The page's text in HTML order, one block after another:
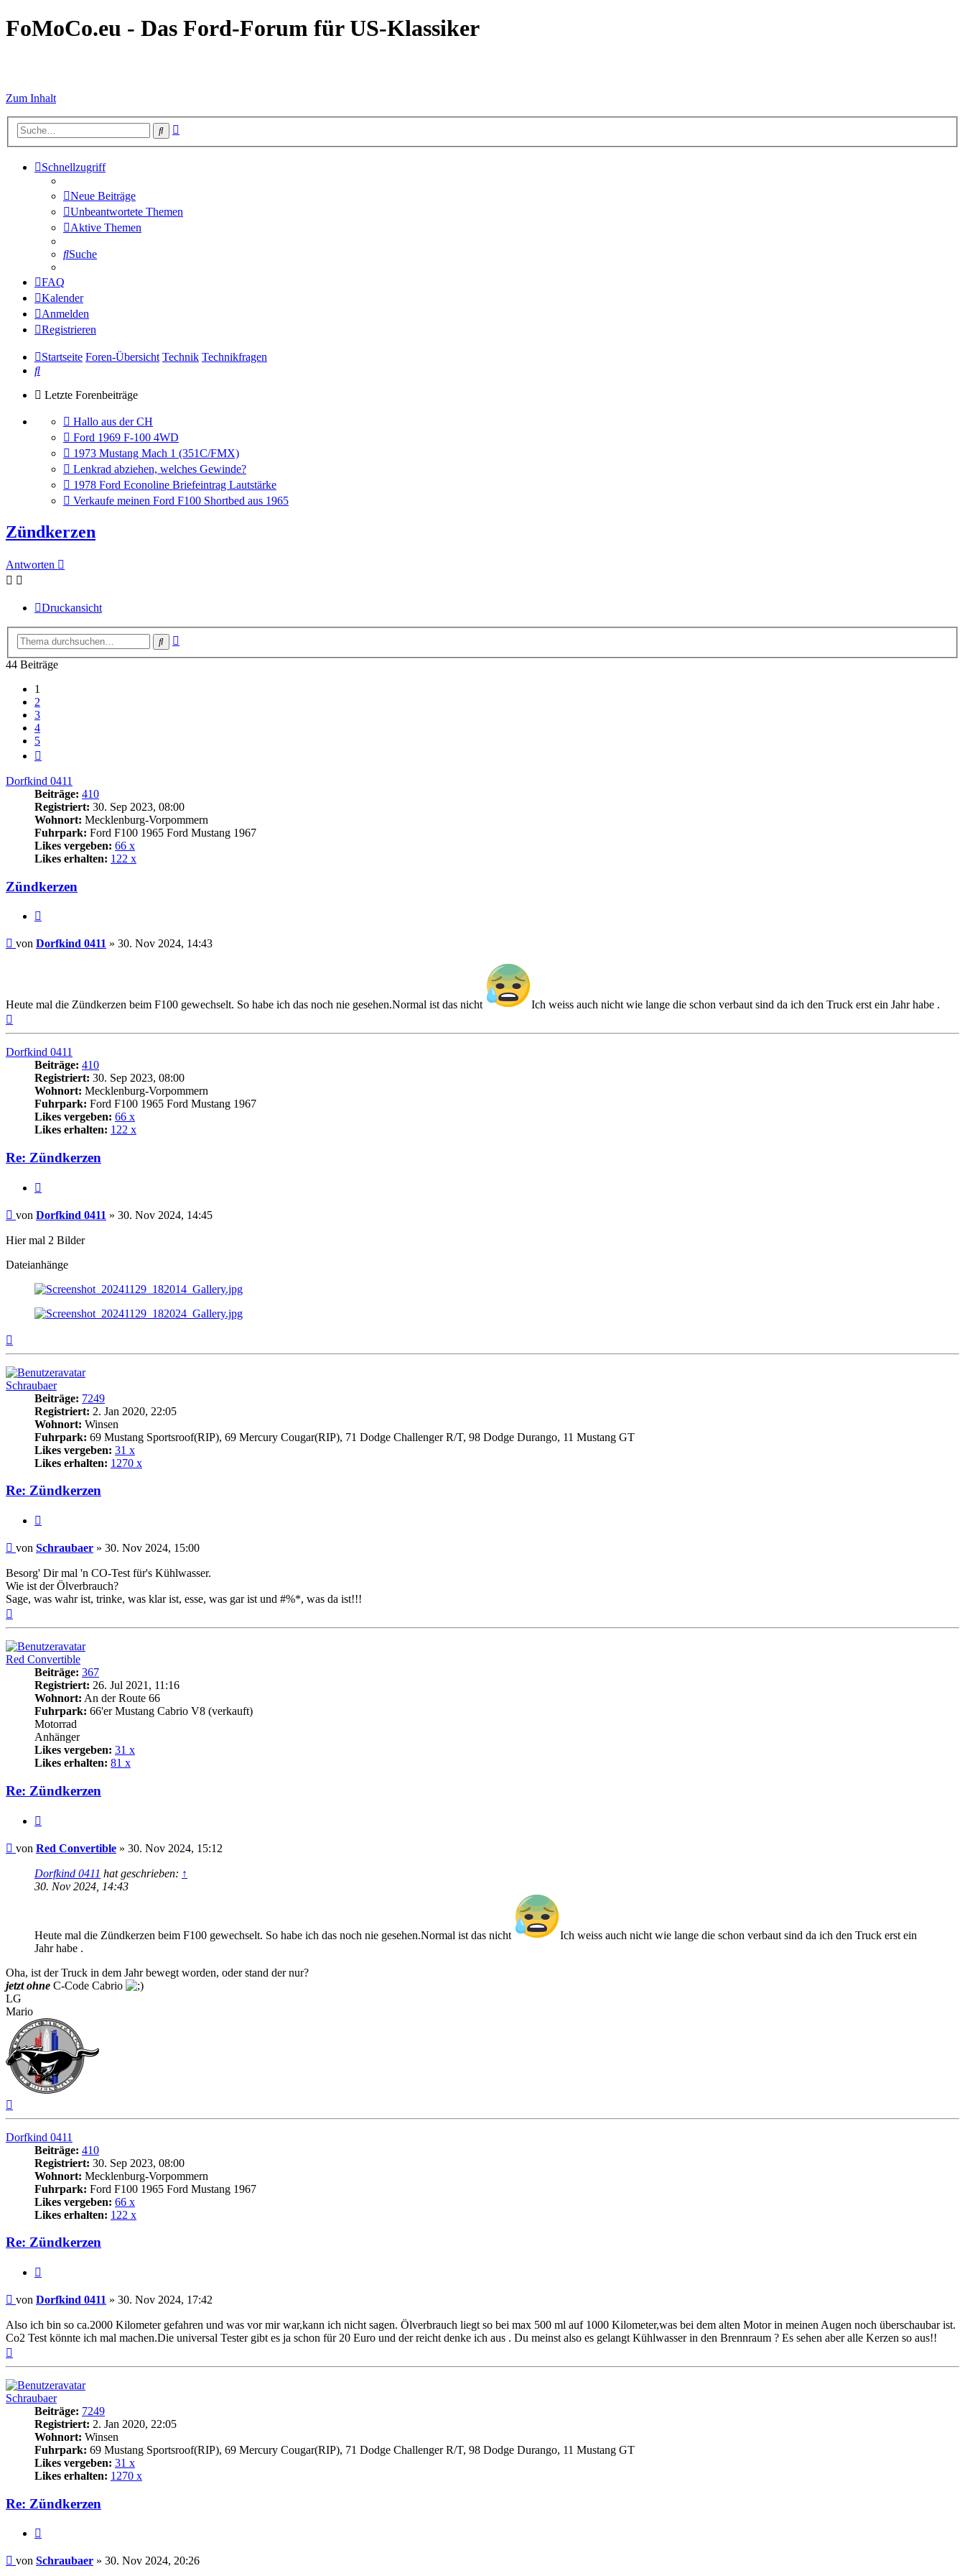
FoMoCo.eu - Das Ford-Forum für US-Klassiker
Zum Inhalt
Suche
Schnellzugriff
Neue Beiträge
Unbeantwortete Themen
Aktive Themen
Suche
FAQ
Kalender
Anmelden
Registrieren
Startseite Foren-Übersicht Technik Technikfragen
Suche
Letzte Forenbeiträge
Gehe
zum
letzten
Beitrag
Hallo aus der CH
Gehe
zum
letzten
Beitrag
Ford 1969 F-100 4WD
Gehe
zum
letzten
Beitrag
1973 Mustang Mach 1 (351C/FMX)
Gehe
zum
letzten
Beitrag
Lenkrad abziehen, welches Gewinde?
Gehe
zum
letzten
1978 Ford Econoline Briefeintrag Lautstärke
Gehe
Beitrag
Verkaufe meinen Ford F100 Shortbed aus 1965
Zündkerzen
Antworten
Druckansicht
Suche
44 Beiträge
1
2
3
4
5
Dorfkind 0411
Beiträge: 410
Registriert: 30. Sep 2023, 08:00
Wohnort: Mecklenburg-Vorpommern
Fuhrpark: Ford F100 1965 Ford Mustang 1967
Likes vergeben: 66 x
Likes erhalten: 122 x
Zündkerzen
Beitrag
von Dorfkind 0411 » 30. Nov 2024, 14:43
Heute mal die Zündkerzen beim F100 gewechselt. So habe ich das noch nie gesehen.Normal ist das nicht
Ich weiss auch nicht wie lange die schon verbaut sind da ich den Truck erst ein Jahr habe .
Dorfkind 0411
Beiträge: 410
Registriert: 30. Sep 2023, 08:00
Wohnort: Mecklenburg-Vorpommern
Fuhrpark: Ford F100 1965 Ford Mustang 1967
Likes vergeben: 66 x
Likes erhalten: 122 x
Re: Zündkerzen
Beitrag
von Dorfkind 0411 » 30. Nov 2024, 14:45
Hier mal 2 Bilder
Dateianhänge
Schraubaer
Beiträge: 7249
Registriert: 2. Jan 2020, 22:05
Wohnort: Winsen
Fuhrpark: 69 Mustang Sportsroof(RIP), 69 Mercury Cougar(RIP), 71 Dodge Challenger R/T, 98 Dodge Durango, 11 Mustang GT
Likes vergeben: 31 x
Likes erhalten: 1270 x
Re: Zündkerzen
Beitrag
von Schraubaer » 30. Nov 2024, 15:00
Besorg' Dir mal 'n CO-Test für's Kühlwasser.
Wie ist der Ölverbrauch?
Sage, was wahr ist, trinke, was klar ist, esse, was gar ist und #%*, was da ist!!!
Red Convertible
Beiträge: 367
Registriert: 26. Jul 2021, 11:16
Wohnort: An der Route 66
Fuhrpark: 66'er Mustang Cabrio V8 (verkauft)
Motorrad
Anhänger
Likes vergeben: 31 x
Likes erhalten: 81 x
Re: Zündkerzen
Beitrag
von Red Convertible » 30. Nov 2024, 15:12
Dorfkind 0411 hat geschrieben: ↑
30. Nov 2024, 14:43
Heute mal die Zündkerzen beim F100 gewechselt. So habe ich das noch nie gesehen.Normal ist das nicht
Ich weiss auch nicht wie lange die schon verbaut sind da ich den Truck erst ein
Jahr habe .
Oha, ist der Truck in dem Jahr bewegt worden, oder stand der nur?
jetzt ohne C-Code Cabrio
LG
Mario
Dorfkind 0411
Beiträge: 410
Registriert: 30. Sep 2023, 08:00
Wohnort: Mecklenburg-Vorpommern
Fuhrpark: Ford F100 1965 Ford Mustang 1967
Likes vergeben: 66 x
Likes erhalten: 122 x
Re: Zündkerzen
Beitrag
von Dorfkind 0411 » 30. Nov 2024, 17:42
Also ich bin so ca.2000 Kilometer gefahren und was vor mir war,kann ich nicht sagen. Ölverbrauch liegt so bei max 500 ml auf 1000 Kilometer,was bei dem alten Motor in meinen Augen noch überschaubar ist.
Co2 Test könnte ich mal machen.Die universal Tester gibt es ja schon für 20 Euro und der reicht denke ich aus . Du meinst also es gelangt Kühlwasser in den Brennraum ? Es sehen aber alle Kerzen so aus!!
Schraubaer
Beiträge: 7249
Registriert: 2. Jan 2020, 22:05
Wohnort: Winsen
Fuhrpark: 69 Mustang Sportsroof(RIP), 69 Mercury Cougar(RIP), 71 Dodge Challenger R/T, 98 Dodge Durango, 11 Mustang GT
Likes vergeben: 31 x
Likes erhalten: 1270 x
Re: Zündkerzen
Beitrag
von Schraubaer » 30. Nov 2024, 20:26